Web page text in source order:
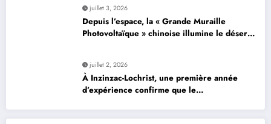
juillet 3, 2026
Depuis l’espace, la « Grande Muraille
Photovoltaïque » chinoise illumine le désert
juillet 2, 2026
À Inzinzac-Lochrist, une première année
d’expérience confirme que le